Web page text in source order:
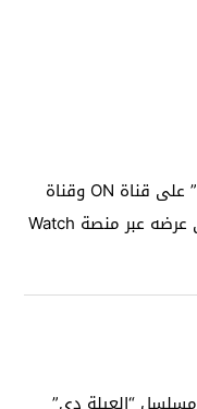
ومن المقرر عرض مسلسل “الكتيبة 101” على قناة ON وقناة
المحور خلال شهر رمضان، بالإضافة إلى عرضه عبر منصة Watch